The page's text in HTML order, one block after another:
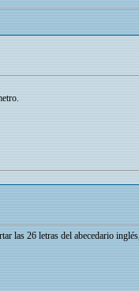
las 26 letras del abecedario